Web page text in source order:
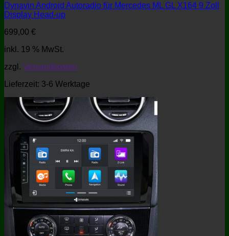
Dynavin Android Autoradio für Mercedes ML GL X164 9 Zoll
Display Head-up
699,00 €
inkl. 19 % MwSt.
zzgl. Versandkosten
Lieferzeit: 3-6 Werktage